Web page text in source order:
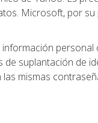
Microsoft, por
suplantación de
mismas